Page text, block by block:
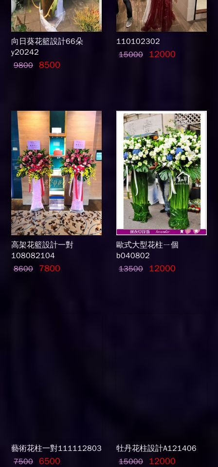
向日葵花籃設計66朵
y20242
9800 8500
110102302
15000
12000
高架花籃設計一對
108082104
8600
7800
歐式大型花柱ㄧ個
b040802
13500
12000
藝術花柱一對111112803
7500 6500
牡丹花柱設計A121406
15000
12000